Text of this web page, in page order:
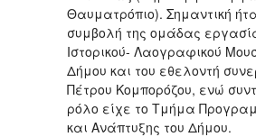
Θαυματρόπιο). Σημαντική
συμβολή της ομάδας
Ιστορικού- Λαογραφικού
Δήμου και του εθελοντή
Πέτρου Κομπορόζου, ενώ
ρόλο είχε το Τμήμα
και Ανάπτυξης του Δήμου.